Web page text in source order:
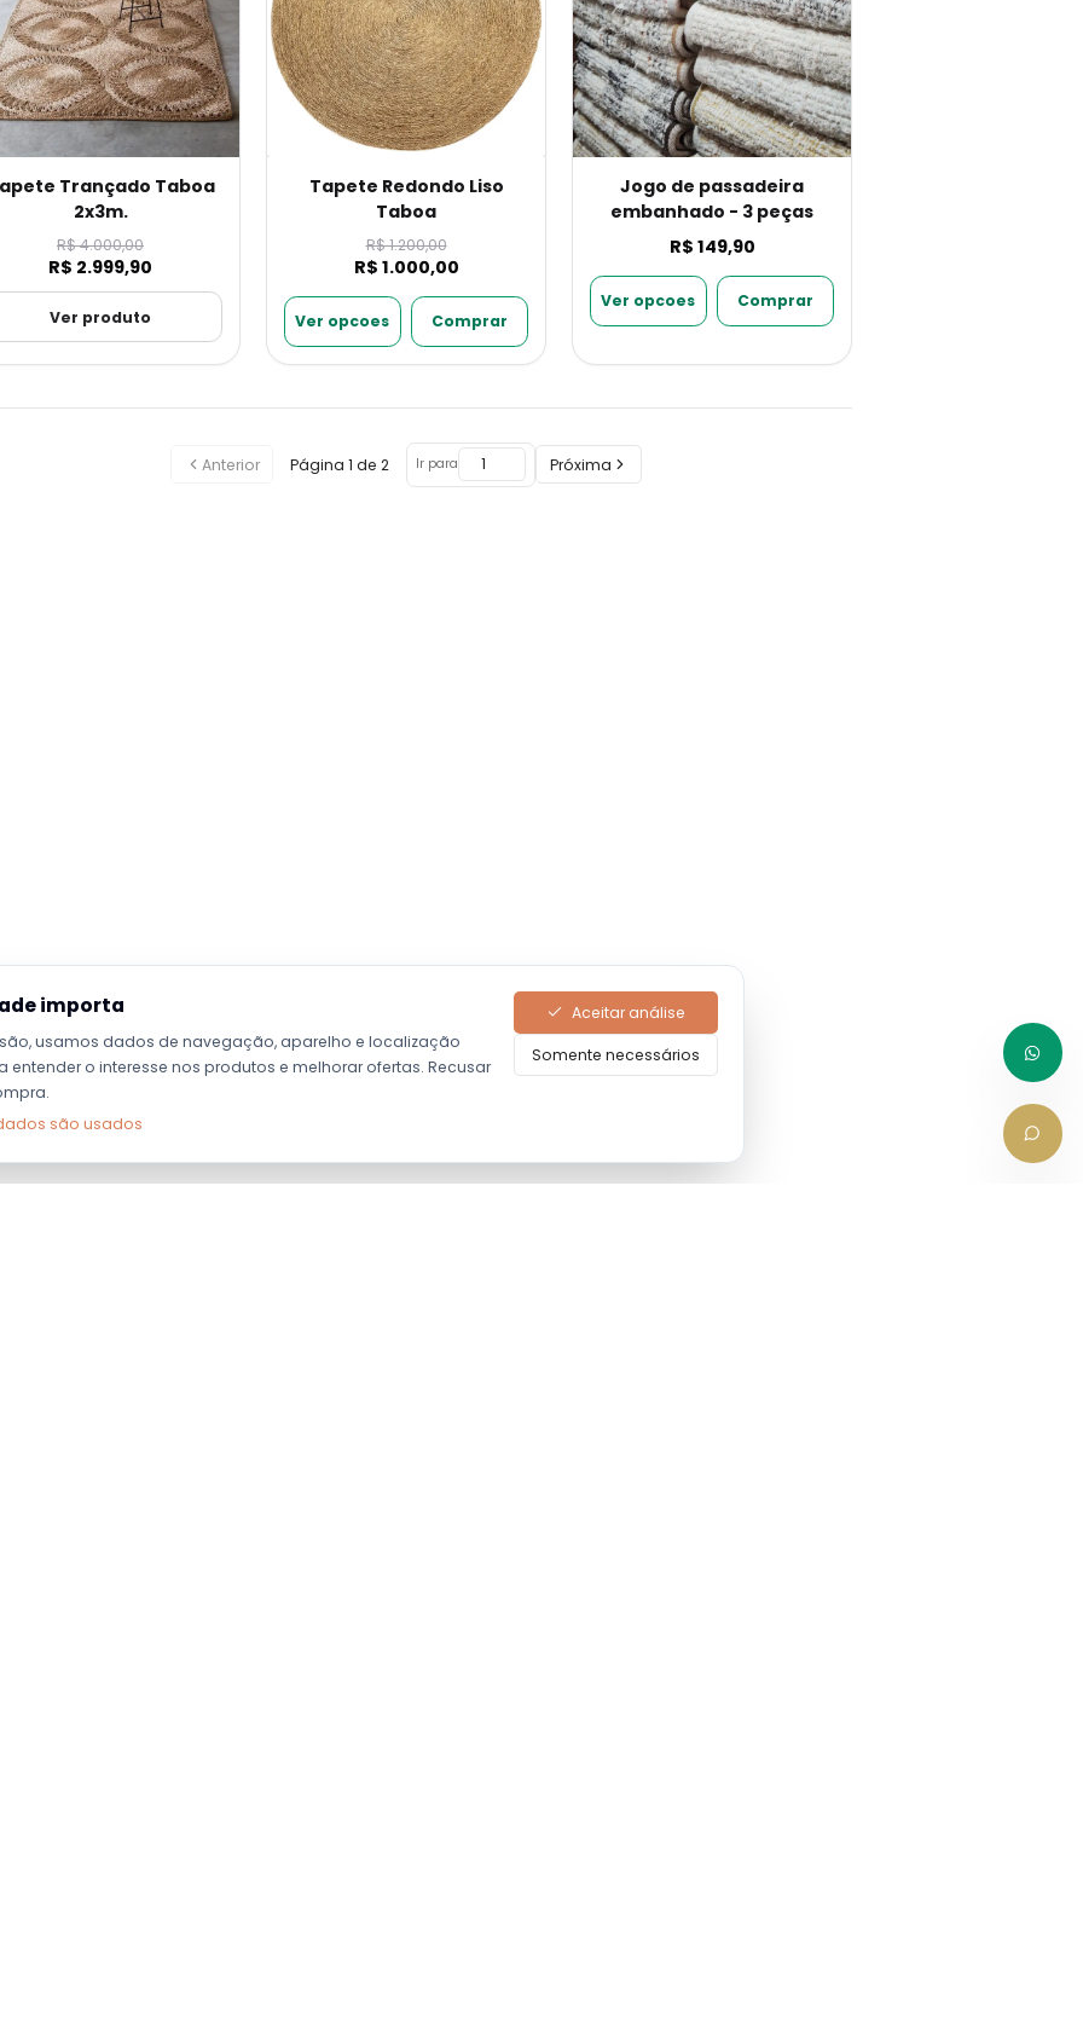
Trançado Taboa
2x3m.
R$ 4.000,00
R$ 2.999,90
Ver produto
Tapete Redondo Liso
Taboa
R$ 1.200,00
R$ 1.000,00
Ver opcoes Comprar
Jogo de passadeira
embanhado - 3 peças
R$ 149,90
Ver opcoes Comprar
Anterior Página 1 de 2 Ir para Próxima
importa
usamos dados de navegação, aparelho e localização
o interesse nos produtos e melhorar ofertas. Recusar
são usados
Aceitar análise
Somente necessários